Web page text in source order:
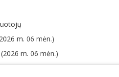
m. 06 mėn.)
m. 06 mėn.)
pelnas po mokesčių 0,5 % (2025 m.)